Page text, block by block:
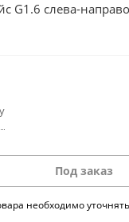
G1.6 слева-направо
Под заказ
необходимо